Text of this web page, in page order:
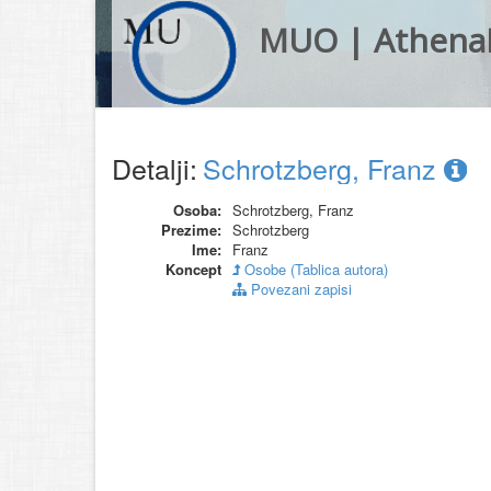
MUO |
Detalji: Schrotzberg, Franz
Osoba: Schrotzberg, Franz
Prezime: Schrotzberg
Ime: Franz
Koncept
Osobe (Tablica autora)
Povezani zapisi